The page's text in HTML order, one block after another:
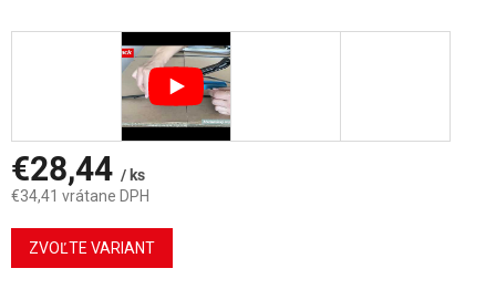
€28,44 / ks
€34,41 vrátane DPH
Jednotková
cena:
ZVOĽTE VARIANT